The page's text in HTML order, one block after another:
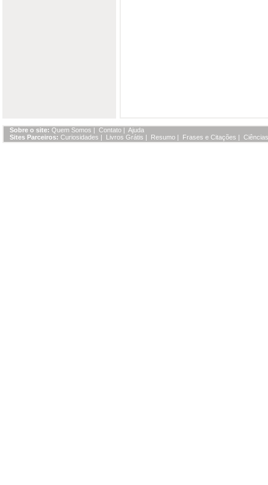
Sobre o site: Quem Somos | Contato | Ajuda
Sites Parceiros: Curiosidades | Livros Grátis | Resumo | Frases e Citações |